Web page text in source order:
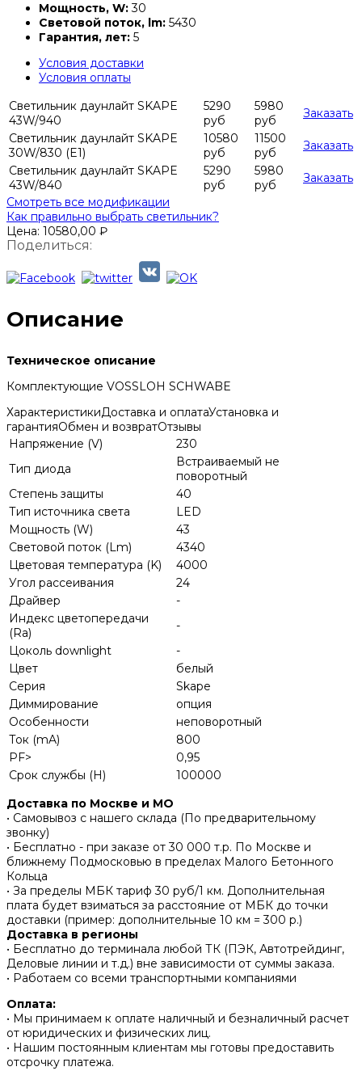
Мощность, W:30
Световой поток, lm: 5430
Гарантия, лет: 5
Условия доставки
Условия оплаты
Светильник даунлайт SKAPE
43W/940
5290
руб
5980
руб
Заказать
Светильник даунлайт SKAPE
30W/830 (E1)
10580
руб
11500
руб
Заказать
Светильник даунлайт SKAPE
43W/840
5290
руб
5980
руб
Заказать
Смотреть все модификации
Как правильно выбрать светильник?
Цена: 10580,00 ₽
Поделиться:
Описание
Техническое описание
Комплектующие VOSSLOH SCHWABE
ХарактеристикиДоставка и оплатаУстановка и
гарантияОбмен и возвратОтзывы
Напряжение (V)
230
Тип диода
Встраиваемый не
поворотный
Степень защиты
40
Тип источника света
LED
Мощность (W)
43
Световой поток (Lm)
4340
Цветовая температура (K)
4000
Угол рассеивания
24
Драйвер
-
Индекс цветопередачи
(Ra)
-
Цоколь downlight
-
Цвет
белый
Серия
Skape
Диммирование
опция
Особенности
неповоротный
Ток (mA)
800
PF>
0,95
Срок службы (H)
100000
Доставка по Москве и МО
• Самовывоз с нашего склада (По предварительному
звонку)
• Бесплатно - при заказе от 30 000 т.р. По Москве и
ближнему Подмосковью в пределах Малого Бетонного
Кольца
• За пределы МБК тариф 30 руб/1 км. Дополнительная
плата будет взиматься за расстояние от МБК до точки
доставки (пример: дополнительные 10 км = 300 р.)
Доставка в регионы
• Бесплатно до терминала любой ТК (ПЭК, Автотрейдинг,
Деловые линии и т.д.) вне зависимости от суммы заказа.
• Работаем со всеми транспортными компаниями
Оплата:
• Мы принимаем к оплате наличный и безналичный расчет
от юридических и физических лиц.
• Нашим постоянным клиентам мы готовы предоставить
отсрочку платежа.